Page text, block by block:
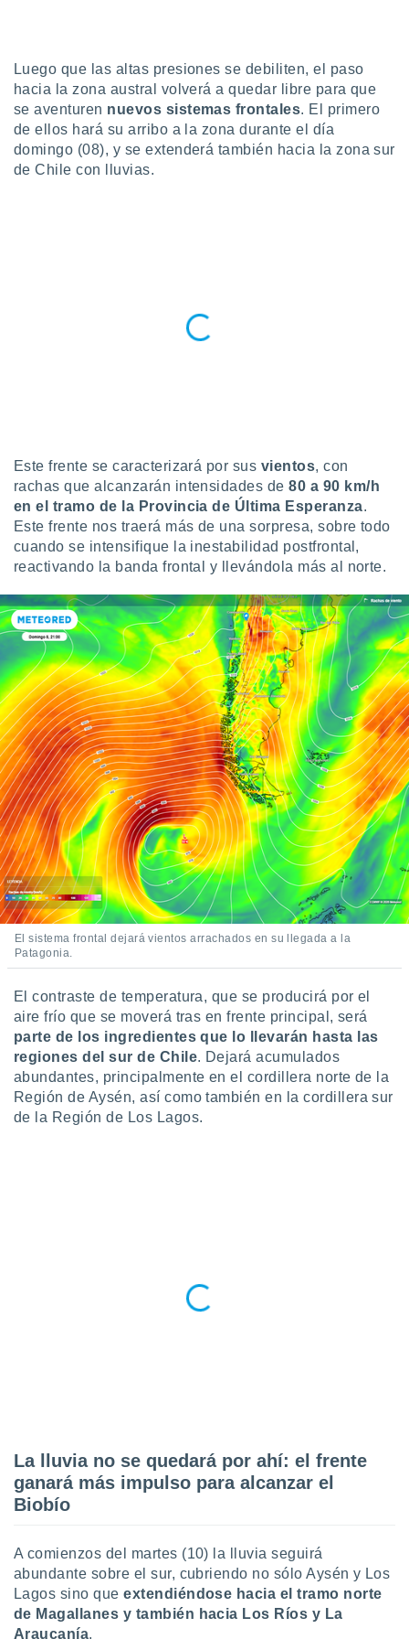
nuestra
y
de que
el sitio
para
ni para
o
aunque
no
Puedes
acceder a
web a
abono
únicos
como
este sitio
IP
de
posible
de
un
datos
perfiles
Luego que las altas presiones se debiliten, el paso
hacia la zona austral volverá a quedar libre para que
se aventuren nuevos sistemas frontales. El primero
de ellos hará su arribo a la zona durante el día
domingo (08), y se extenderá también hacia la zona sur
de Chile con lluvias.
Este frente se caracterizará por sus vientos, con
rachas que alcanzarán intensidades de 80 a 90 km/h
en el tramo de la Provincia de Última Esperanza.
Este frente nos traerá más de una sorpresa, sobre todo
cuando se intensifique la inestabilidad postfrontal,
reactivando la banda frontal y llevándola más al norte.
El sistema frontal dejará vientos arrachados en su llegada a la
Patagonia.
El contraste de temperatura, que se producirá por el
aire frío que se moverá tras en frente principal, será
parte de los ingredientes que lo llevarán hasta las
regiones del sur de Chile. Dejará acumulados
abundantes, principalmente en el cordillera norte de la
Región de Aysén, así como también en la cordillera sur
de la Región de Los Lagos.
La lluvia no se quedará por ahí: el frente
ganará más impulso para alcanzar el
Biobío
A comienzos del martes (10) la lluvia seguirá
abundante sobre el sur, cubriendo no sólo Aysén y Los
Lagos sino queextendiéndose hacia el tramo norte
de Magallanes y también hacia Los Ríos y La
Araucanía.